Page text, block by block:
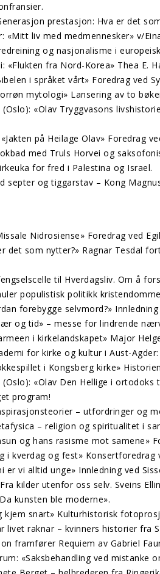
prestasjon: Hva er det
«Mitt liv med medmennesker» v/
og nasjonalisme i
«Flukten fra Nord-Korea» Thea E.
i språket vårt» Foredrag ved
mytologi» Lansering av to
«Olav Tryggvasons
på Heilage Olav» Foredrag
med Truls Horvei og
for fred i Palestina og Israel.
septer og tiggarstav – Kong
Nidrosiense» Foredrag ved
det som nytter?» Ragnar Tesdal
til Hverdagsliv. Om å
populistisk politikk
forebygge selvmord?»
og tid» – messe for lindrende
i kirkelandskapet» Major
for kirke og kultur i Aust-
i Kongsberg kirke»
«Olav Den Hellige i ortodoks
program!
– utfordringer og
– religion og spiritualitet i
og hans rasisme mot samene»
i kverdag og fest» Konsertforedrag
vi alltid unge» Innledning ved
kilder utenfor oss selv. Sveins
kunsten ble moderne».
kjem snart» Kulturhistorisk
livet raknar – kvinners historier fra
framfører Requiem av Gabriel
«Saksbehandling ved mistanke